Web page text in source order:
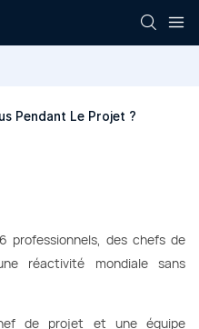
Pendant Le Projet ?
professionnels, des chefs de
réactivité mondiale sans
de projet et une équipe